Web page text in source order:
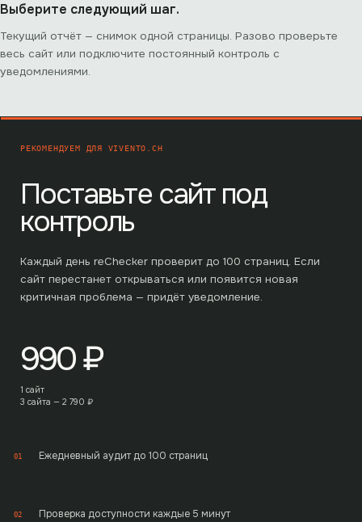
Выберите следующий шаг.
Текущий отчёт — снимок одной страницы. Разово проверьте
весь сайт или подключите постоянный контроль с
уведомлениями.
РЕКОМЕНДУЕМ ДЛЯ VIVENTO.CH
Поставьте сайт под
контроль
Каждый день reChecker проверит до 100 страниц. Если
сайт перестанет открываться или появится новая
критичная проблема — придёт уведомление.
990₽
1 сайт
3 сайта — 2 790 ₽
01 Ежедневный аудит до 100 страниц
02 Проверка доступности каждые 5 минут